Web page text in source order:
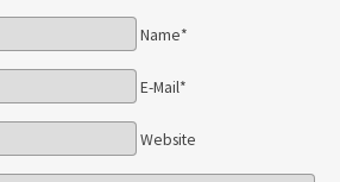
Name*
E-Mail*
Website